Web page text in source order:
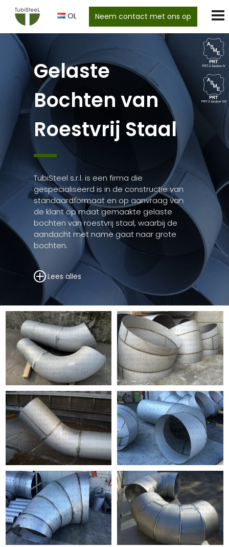
OL Neem contact met ons op
Gelaste
Bochten van
Roestvrij Staal
TubiSteel s.r.l. is een firma die
gespecialiseerd is in de constructie van
standaardformaat en op aanvraag van
de klant op maat gemaakte gelaste
bochten van roestvrij staal, waarbij de
aandacht met name gaat naar grote
bochten.
Lees alles